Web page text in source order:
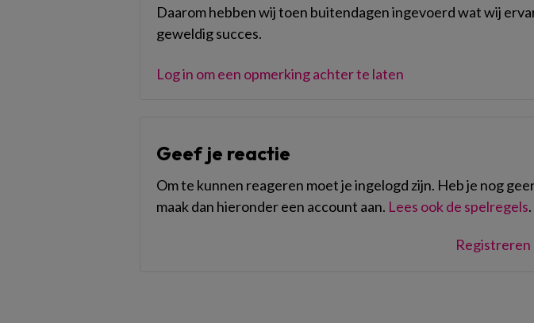
Daarom hebben wij toen buitendagen ingevoerd wat wij
geweldig succes.
Log in om een opmerking achter te laten
Geef je reactie
Om te kunnen reageren moet je ingelogd zijn. Heb je nog
maak dan hieronder een account aan. Lees ook de spelregels.
Registreren